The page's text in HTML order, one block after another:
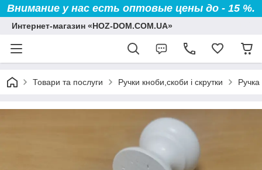
Внимание у нас есть оптовые цены до - 15 %.
Интернет-магазин «HOZ-DOM.COM.UA»
Товари та послуги Ручки кноби,скоби і скрутки Ручка